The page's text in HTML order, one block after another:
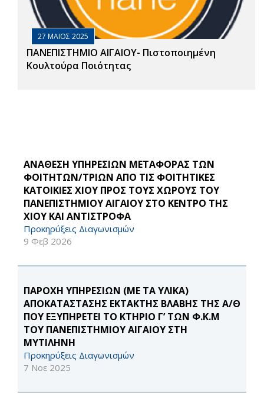
27 ΜΑΙΟΣ 2025
ΠΑΝΕΠΙΣΤΗΜΙΟ ΑΙΓΑΙΟΥ- Πιστοποιημένη
Κουλτούρα Ποιότητας
ΑΝΑΘΕΣΗ ΥΠΗΡΕΣΙΩΝ ΜΕΤΑΦΟΡΑΣ ΤΩΝ
ΦΟΙΤΗΤΩΝ/ΤΡΙΩΝ ΑΠΟ ΤΙΣ ΦΟΙΤΗΤΙΚΕΣ
ΚΑΤΟΙΚΙΕΣ ΧΙΟΥ ΠΡΟΣ ΤΟΥΣ ΧΩΡΟΥΣ ΤΟΥ
ΠΑΝΕΠΙΣΤΗΜΙΟΥ ΑΙΓΑΙΟΥ ΣΤΟ ΚΕΝΤΡΟ ΤΗΣ
ΧΙΟΥ ΚΑΙ ΑΝΤΙΣΤΡΟΦΑ
Προκηρύξεις Διαγωνισμών
9 Φεβ 2026
ΠΑΡΟΧΗ ΥΠΗΡΕΣΙΩΝ (ΜΕ ΤΑ ΥΛΙΚΑ)
ΑΠΟΚΑΤΑΣΤΑΣΗΣ ΕΚΤΑΚΤΗΣ ΒΛΑΒΗΣ ΤΗΣ Α/Θ
ΠΟΥ ΕΞΥΠΗΡΕΤΕΙ ΤΟ ΚΤΗΡΙΟ Γ’ ΤΩΝ Φ.Κ.Μ
ΤΟΥ ΠΑΝΕΠΙΣΤΗΜΙΟΥ ΑΙΓΑΙΟΥ ΣΤΗ
ΜΥΤΙΛΗΝΗ
Προκηρύξεις Διαγωνισμών
7 Νοε 2025